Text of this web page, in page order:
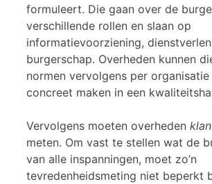
formuleert. Die gaan over de
verschillende rollen en slaan op
informatievoorziening,
burgerschap. Overheden kunnen
normen vervolgens per
concreet maken in een
Vervolgens moeten overheden
meten. Om vast te stellen wat de
van alle inspanningen, moet zo’n
tevredenheidsmeting niet beperkt